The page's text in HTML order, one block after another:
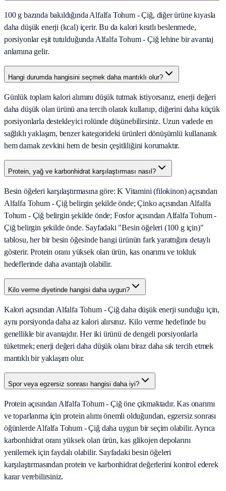
100 g bazında bakıldığında Alfalfa Tohum - Çiğ, diğer ürüne kıyasla
daha düşük enerji (kcal) içerir. Bu da kalori kısıtlı beslenmede,
porsiyonlar eşit tutulduğunda Alfalfa Tohum - Çiğ lehine bir avantaj
anlamına gelir.
Hangi durumda hangisini seçmek daha mantıklı olur?
Günlük toplam kalori alımını düşük tutmak istiyorsanız, enerji değeri
daha düşük olan ürünü ana tercih olarak kullanıp, diğerini daha küçük
porsiyonlarla destekleyici rolünde düşünebilirsiniz. Uzun vadede en
sağlıklı yaklaşım, benzer kategorideki ürünleri dönüşümlü kullanarak
hem damak zevkini hem de besin çeşitliliğini korumaktır.
Protein, yağ ve karbonhidrat karşılaştırması nasıl?
Besin öğeleri karşılaştırmasına göre: K Vitamini (filokinon) açısından
Alfalfa Tohum - Çiğ belirgin şekilde önde; Çinko açısından Alfalfa
Tohum - Çiğ belirgin şekilde önde; Fosfor açısından Alfalfa Tohum -
Çiğ belirgin şekilde önde. Sayfadaki "Besin öğeleri (100 g için)"
tablosu, her bir besin öğesinde hangi ürünün fark yarattığını detaylı
gösterir. Protein oranı yüksek olan ürün, kas onarımı ve tokluk
hedeflerinde daha avantajlı olabilir.
Kilo verme diyetinde hangisi daha uygun?
Kalori açısından Alfalfa Tohum - Çiğ daha düşük enerji sunduğu için,
aynı porsiyonda daha az kalori alırsınız. Kilo verme hedefinde bu
genellikle bir avantajdır. Her iki ürünü de dengeli porsiyonlarla
tüketmek; enerji değeri daha düşük olanı biraz daha sık tercih etmek
mantıklı bir yaklaşım olur.
Spor veya egzersiz sonrası hangisi daha iyi?
Protein açısından Alfalfa Tohum - Çiğ öne çıkmaktadır. Kas onarımı
ve toparlanma için protein alımı önemli olduğundan, egzersiz sonrası
öğünlerde Alfalfa Tohum - Çiğ daha uygun bir seçim olabilir. Ayrıca
karbonhidrat oranı yüksek olan ürün, kas glikojen depolarını
yenilemek için faydalı olabilir. Sayfadaki besin öğeleri
karşılaştırmasından protein ve karbonhidrat değerlerini kontrol ederek
karar verebilirsiniz.